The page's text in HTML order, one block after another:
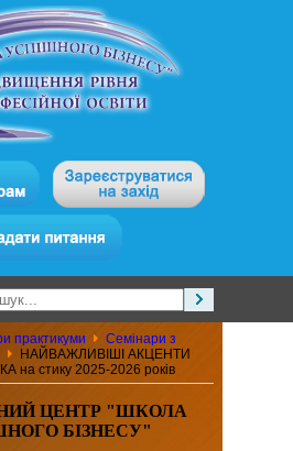
практикуми
Семінари з
НАЙВАЖЛИВІШІ АКЦЕНТИ
стику 2025-2026 років
ЦЕНТР "ШКОЛА
БІЗНЕСУ"